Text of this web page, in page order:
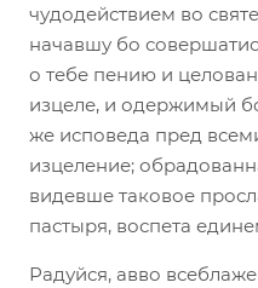
чудодействием во
начавшу бо
о тебе пению и
изцеле, и одержимый
же исповеда пред
изцеление;
видевше таковое
пастыря, воспета
Радуйся, авво